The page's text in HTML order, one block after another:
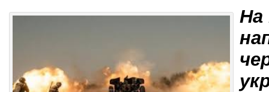
На